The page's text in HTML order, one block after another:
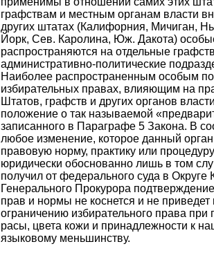
графствам и местным органам власти
других штатах (Калифорния, Мичиган,
Йорк, Сев. Каролина, Юж. Дакота)
распространяются на отдельные
административно-политические
Наиболее распространенным особым
избирательных правах, влияющим на
Штатов, графств и других органов
положение о так называемой
записанного в Параграфе 5 Закона. В
любое изменение, которое данный
правовую норму, практику или
юридически обоснованно лишь в том
получил от федерального суда в Округе
Генерального Прокурора
прав и нормы не коснется и не
ограничению избирательного права при
расы, цвета кожи и принадлежности к
языковому меньшинству.